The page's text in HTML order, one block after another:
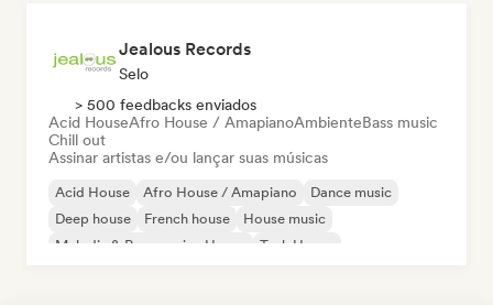
Jealous Records
Selo
> 500 feedbacks enviados
Acid HouseAfro House / AmapianoAmbienteBass music
Chill out
Assinar artistas e/ou lançar suas músicas
Acid House Afro House / Amapiano
Dance music
Deep house
French house
House music
Melodic & Progressive House
Tech House